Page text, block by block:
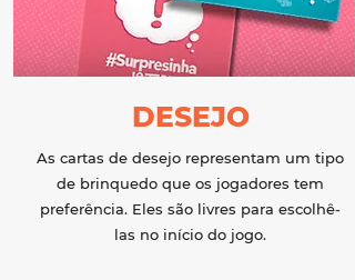
DESEJO
As cartas de desejo representam um tipo
de brinquedo que os jogadores tem
preferência. Eles são livres para escolhê-
las no início do jogo.